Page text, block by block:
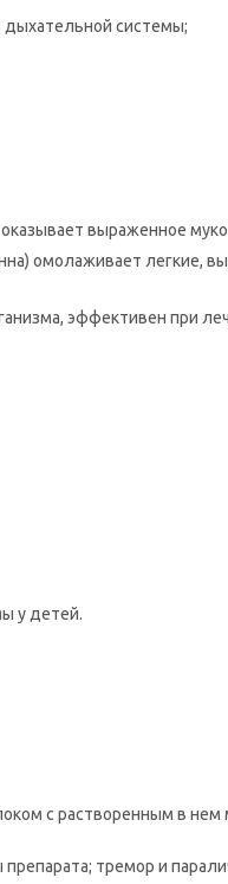
системы;
выраженное
омолаживает легкие,
эффективен при
у детей.
с растворенным в
тремор и